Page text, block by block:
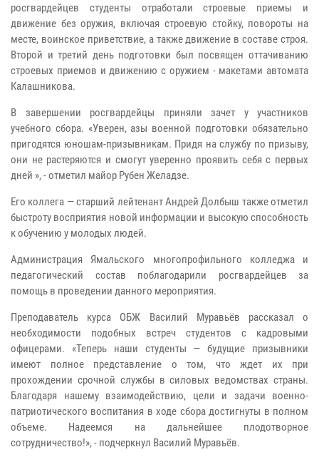
росгвардейцев студенты отработали строевые приемы и
движение без оружия, включая строевую стойку, повороты на
месте, воинское приветствие, а также движение в составе строя.
Второй и третий день подготовки был посвящен оттачиванию
строевых приемов и движению с оружием - макетами автомата
Калашникова.
В завершении росгвардейцы приняли зачет у участников
учебного сбора. «Уверен, азы военной подготовки обязательно
пригодятся юношам-призывникам. Придя на службу по призыву,
они не растеряются и смогут уверенно проявить себя с первых
дней », - отметил майор Рубен Желадзе.
Его коллега — старший лейтенант Андрей Долбыш также отметил
быстроту восприятия новой информации и высокую способность
к обучению у молодых людей.
Администрация Ямальского многопрофильного колледжа и
педагогический состав поблагодарили росгвардейцев за
помощь в проведении данного мероприятия.
Преподаватель курса ОБЖ Василий Муравьёв рассказал о
необходимости подобных встреч студентов с кадровыми
офицерами. «Теперь наши студенты — будущие призывники
имеют полное представление о том, что ждет их при
прохождении срочной службы в силовых ведомствах страны.
Благодаря нашему взаимодействию, цели и задачи военно-
патриотического воспитания в ходе сбора достигнуты в полном
объеме. Надеемся на дальнейшее плодотворное
сотрудничество!», - подчеркнул Василий Муравьёв.